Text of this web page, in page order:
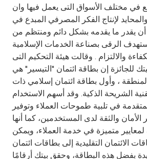
في مختلف الأسواق التى يعمل فيها وان
لإنتاج الفكر المصرفي المبدع في
أن يقدر ما يقدمه بشكل دائم ومنتظم من
الرقى بصناعة الخدمات الإسلامية
والالتزام . وقالت هيئة التحكيم التى
للجائزة إن بطاقة ائتمان "التيسير" هي
، وأول بطاقة ائتمان إسلامي ذات
الشريحة الذكية. وقد أسهم الاستخدام
في تلبية طموحات العملاء وتوفير
الأمان والثقة لدى المستخدمين، كما أنها
متميزة في خدمة العملاء، ويمكن
الائتمان التقليدية إلى بطاقات ائتمان
بفضل هذه البطاقة، وحقق بيتك أرقامًا